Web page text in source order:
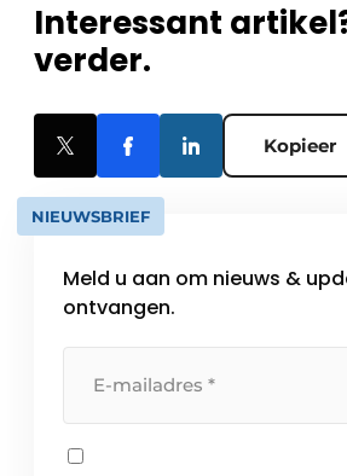
Interessant
verder.
Kopieer
NIEUWSBRIEF
Meld u aan om nieuws &
ontvangen.